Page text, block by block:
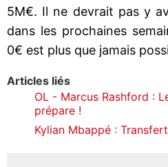
5M€. Il ne devrait pas y
dans les prochaines
0€ est plus que jamais
Articles liés
OL - Marcus Rashford :
prépare !
Kylian Mbappé :